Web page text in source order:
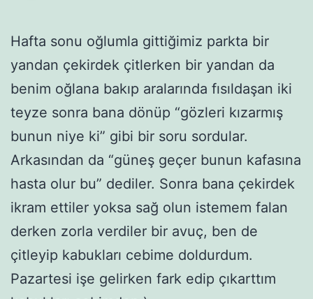
Hafta sonu oğlumla gittiğimiz parkta bir
yandan çekirdek çitlerken bir yandan da
benim oğlana bakıp aralarında fısıldaşan iki
teyze sonra bana dönüp “gözleri kızarmış
bunun niye ki” gibi bir soru sordular.
Arkasından da “güneş geçer bunun kafasına
hasta olur bu” dediler. Sonra bana çekirdek
ikram ettiler yoksa sağ olun istemem falan
derken zorla verdiler bir avuç, ben de
çitleyip kabukları cebime doldurdum.
Pazartesi işe gelirken fark edip çıkarttım